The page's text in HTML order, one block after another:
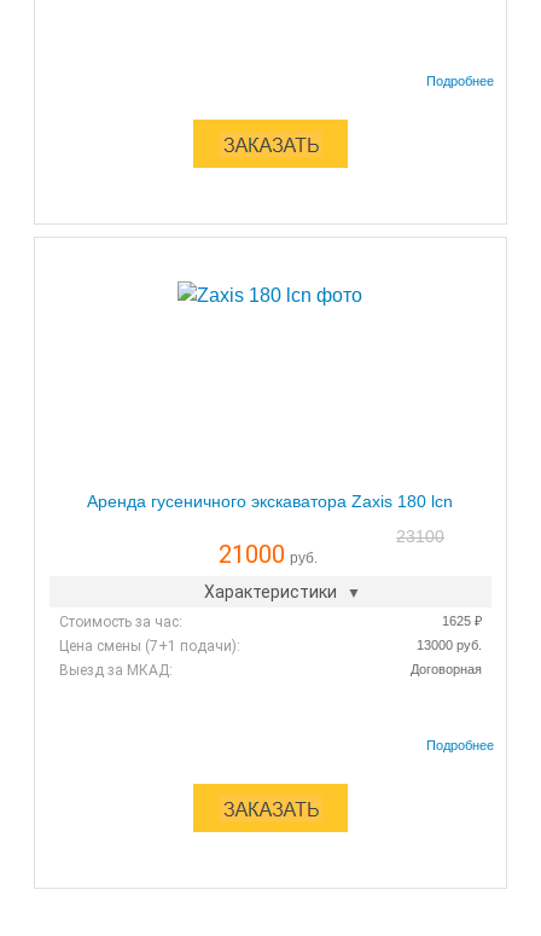
Аренда гусеничного экскаватора Zaxis 180 lcn
23100
21000 руб.
Характеристики
Стоимость за час: 1625 ₽
Цена смены (7+1 подачи): 13000 руб.
Выезд за МКАД: Договорная